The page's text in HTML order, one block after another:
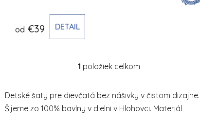
od €39 DETAIL
Ovládacie prvky výpisu
1 položiek celkom
Detské šaty pre dievčatá bez nášivky v čistom dizajne.
Šijeme zo 100% bavlny v dielni v Hlohovci. Materiál